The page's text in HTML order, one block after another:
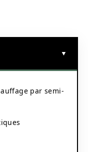
par semi-